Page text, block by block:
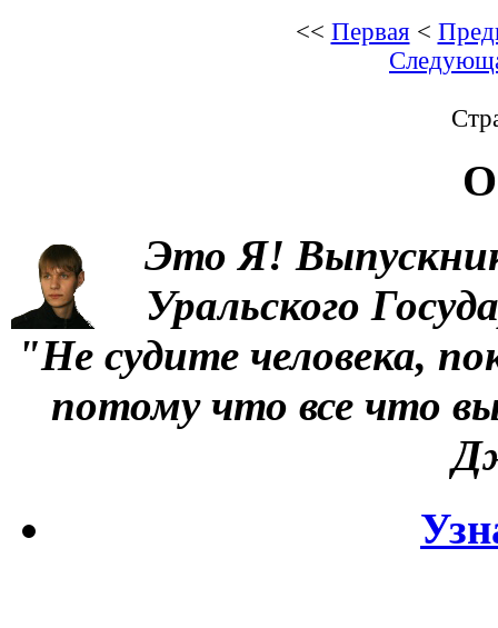
<< Первая <
Это Я!
Уральского
"Не судите человека,
потому что все что